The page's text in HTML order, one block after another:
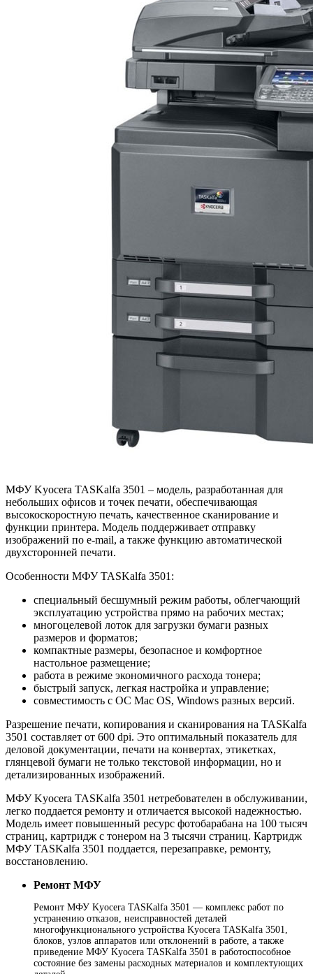
МФУ Kyocera TASKalfa 3501 – модель, разработанная для
небольших офисов и точек печати, обеспечивающая
высокоскоростную печать, качественное сканирование и
функции принтера. Модель поддерживает отправку
изображений по e-mail, а также функцию автоматической
двухсторонней печати.
Особенности МФУ TASKalfa 3501:
специальный бесшумный режим работы, облегчающий
эксплуатацию устройства прямо на рабочих местах;
многоцелевой лоток для загрузки бумаги разных
размеров и форматов;
компактные размеры, безопасное и комфортное
настольное размещение;
работа в режиме экономичного расхода тонера;
быстрый запуск, легкая настройка и управление;
совместимость с ОС Mac OS, Windows разных версий.
Разрешение печати, копирования и сканирования на TASKalfa
3501 составляет от 600 dpi. Это оптимальный показатель для
деловой документации, печати на конвертах, этикетках,
глянцевой бумаги не только текстовой информации, но и
детализированных изображений.
МФУ Kyocera TASKalfa 3501 нетребователен в обслуживании,
легко поддается ремонту и отличается высокой надежностью.
Модель имеет повышенный ресурс фотобарабана на 100 тысяч
страниц, картридж с тонером на 3 тысячи страниц. Картридж
МФУ TASKalfa 3501 поддается, перезаправке, ремонту,
восстановлению.
Ремонт МФУ
Ремонт МФУ Kyocera TASKalfa 3501 — комплекс работ по
устранению отказов, неисправностей деталей
многофункционального устройства Kyocera TASKalfa 3501,
блоков, узлов аппаратов или отклонений в работе, а также
приведение МФУ Kyocera TASKalfa 3501 в работоспособное
состояние без замены расходных материалов и комплектующих